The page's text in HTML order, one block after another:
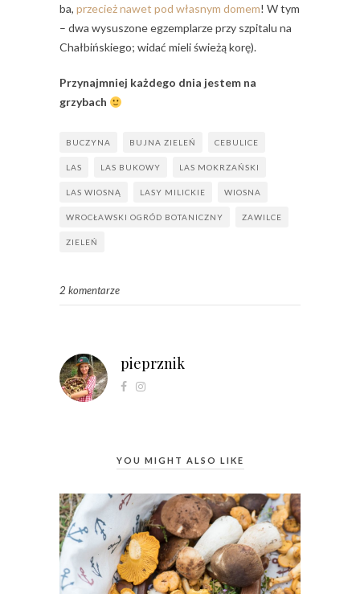
ba, przecież nawet pod własnym domem! W tym
– dwa wysuszone egzemplarze przy szpitalu na
Chałbińskiego; widać mieli świeżą korę).
Przynajmniej każdego dnia jestem na
grzybach
BUCZYNA BUJNA ZIELEŃ CEBULICE
LAS LAS BUKOWY LAS MOKRZAŃSKI
LAS WIOSNĄ LASY MILICKIE WIOSNA
WROCŁAWSKI OGRÓD BOTANICZNY ZAWILCE
ZIELEŃ
2 komentarze
pieprznik
YOU MIGHT ALSO LIKE